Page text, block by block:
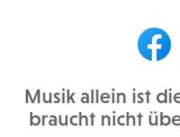
Musik allein ist
braucht nicht